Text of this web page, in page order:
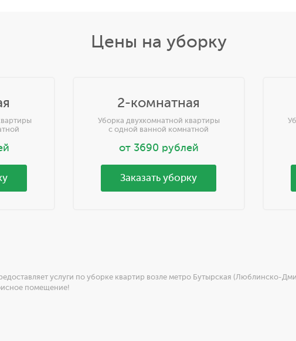
Цены на уборку
2-комнатная
Уборка двухкомнатной квартиры
с одной ванной комнатной
от 3690 рублей
Заказать уборку
услуги по уборке квартир возле метро Бутырская (Люблинско-
помещение!